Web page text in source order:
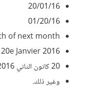
20/01/16
01/20/16
of next month
20e Janvier 2016
20 كانون الثاني 2016
وغير ذلك.